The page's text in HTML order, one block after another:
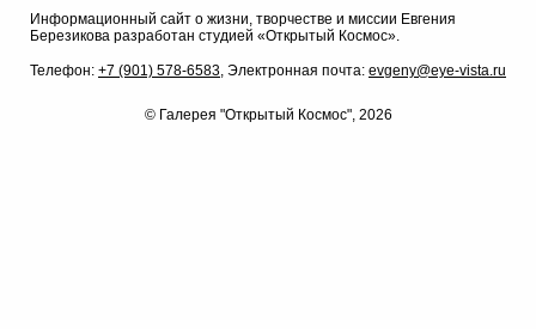
Информационный сайт о жизни, творчестве и миссии Евгения
Березикова разработан студией «Открытый Космос».
Телефон: +7 (901) 578-6583, Электронная почта: evgeny@eye-vista.ru
© Галерея "Открытый Космос", 2026